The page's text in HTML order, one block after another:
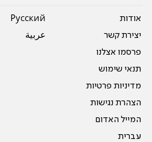
אודות
יצירת קשר
פרסמו אצלנו
תנאי שימוש
מדיניות פרטיות
הצהרת נגישות
המייל האדום
עברית
Pусский
عربية